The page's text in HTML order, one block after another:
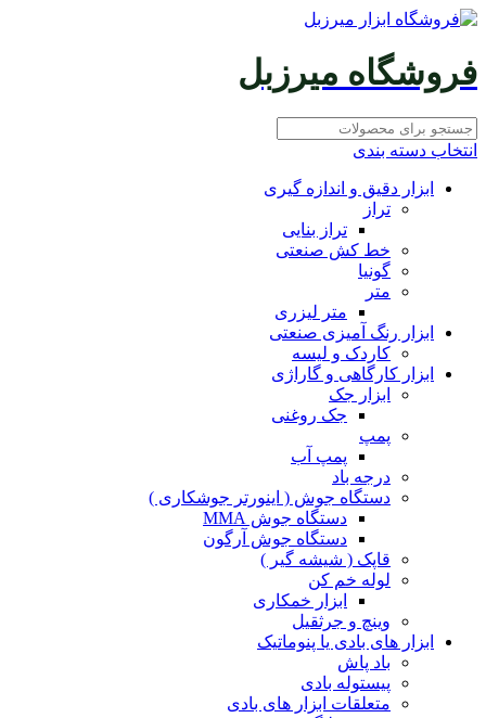
فروشگاه میرزبل
انتخاب دسته بندی
ابزار دقیق و اندازه گیری
تراز
تراز بنایی
خط کش صنعتی
گونیا
متر
متر لیزری
ابزار رنگ آمیزی صنعتی
کاردک و لیسه
ابزار کارگاهی و گاراژی
ابزار جک
جک روغنی
پمپ
پمپ آب
درجه باد
دستگاه جوش ( اینورتر جوشکاری )
دستگاه جوش MMA
دستگاه جوش آرگون
قاپک ( شیشه گیر )
لوله خم کن
ابزار خمکاری
وینچ و جرثقیل
ابزار های بادی یا پنوماتیک
باد پاش
پیستوله بادی
متعلقات ابزار های بادی